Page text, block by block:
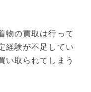
物の買取は行って
経験が不足してい
い取られてしまう